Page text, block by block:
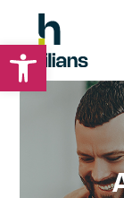
Ouvrir la barre d’outils